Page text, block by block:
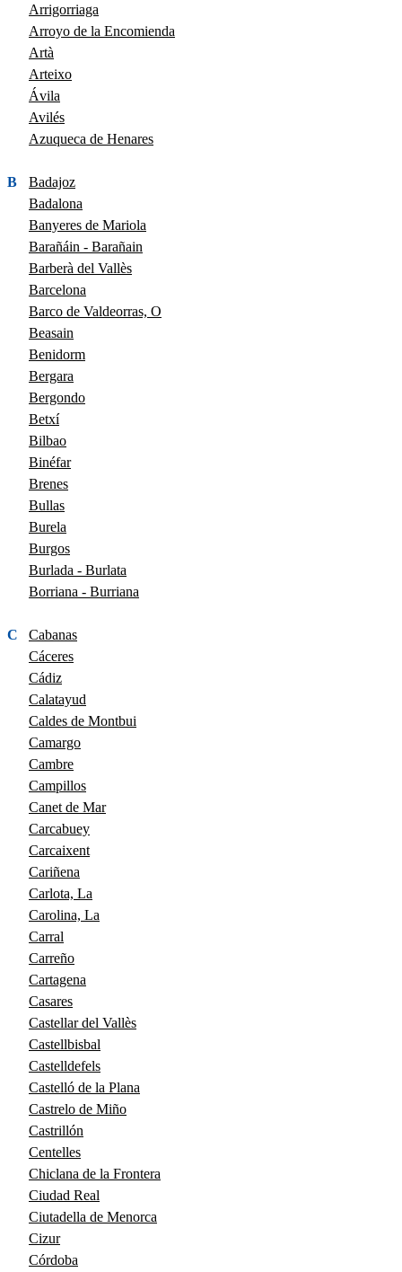
Arrigorriaga
Arroyo de la Encomienda
Artà
Arteixo
Ávila
Avilés
Azuqueca de Henares
B
Badajoz
Badalona
Banyeres de Mariola
Barañáin - Barañain
Barberà del Vallès
Barcelona
Barco de Valdeorras, O
Beasain
Benidorm
Bergara
Bergondo
Betxí
Bilbao
Binéfar
Brenes
Bullas
Burela
Burgos
Burlada - Burlata
Borriana - Burriana
C
Cabanas
Cáceres
Cádiz
Calatayud
Caldes de Montbui
Camargo
Cambre
Campillos
Canet de Mar
Carcabuey
Carcaixent
Cariñena
Carlota, La
Carolina, La
Carral
Carreño
Cartagena
Casares
Castellar del Vallès
Castellbisbal
Castelldefels
Castelló de la Plana
Castrelo de Miño
Castrillón
Centelles
Chiclana de la Frontera
Ciudad Real
Ciutadella de Menorca
Cizur
Córdoba